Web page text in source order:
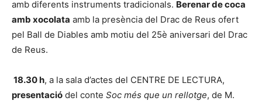
amb diferents instruments tradicionals. Berenar de coca
amb xocolata amb la presència del Drac de Reus ofert
pel Ball de Diables amb motiu del 25è aniversari del Drac
de Reus.
18.30 h, a la sala d’actes del CENTRE DE LECTURA,
presentació del conte Soc més que un rellotge, de M.